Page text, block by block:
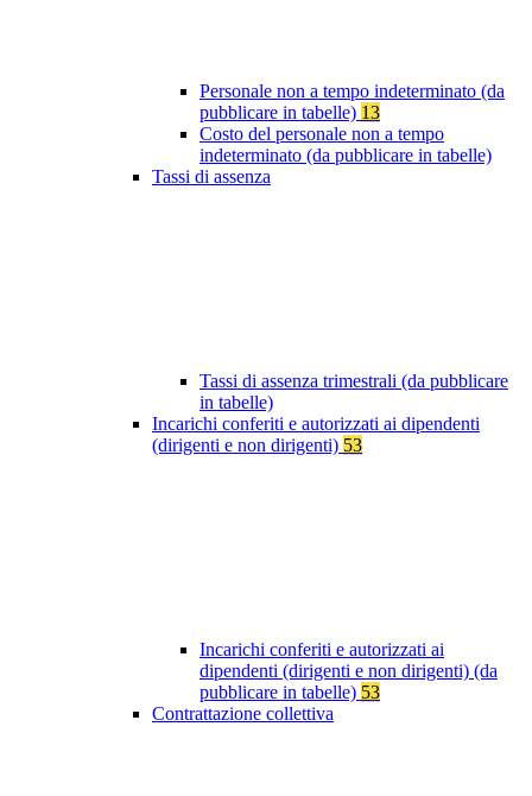
Personale non a tempo indeterminato (da
pubblicare in tabelle) 13
Costo del personale non a tempo
indeterminato (da pubblicare in tabelle)
Tassi di assenza
Tassi di assenza trimestrali (da pubblicare
in tabelle)
Incarichi conferiti e autorizzati ai dipendenti
(dirigenti e non dirigenti) 53
Incarichi conferiti e autorizzati ai
dipendenti (dirigenti e non dirigenti) (da
pubblicare in tabelle) 53
Contrattazione collettiva